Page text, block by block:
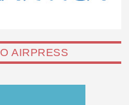
AIRPRESS